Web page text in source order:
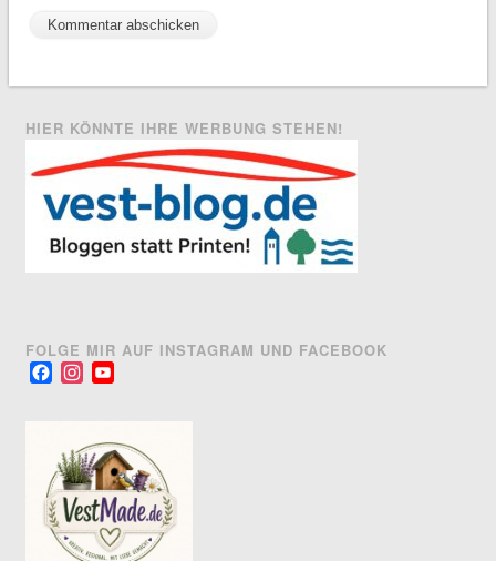
HIER KÖNNTE IHRE WERBUNG STEHEN!
FOLGE MIR AUF INSTAGRAM UND FACEBOOK
FacebookInstagram